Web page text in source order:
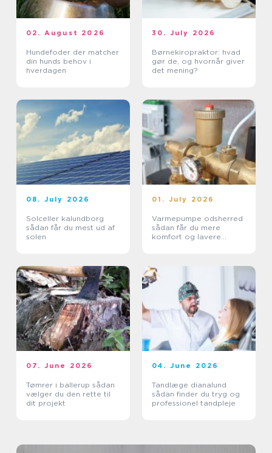
02. August 2026
Hundefoder der matcher
din hunds behov i
hverdagen
30. July 2026
Børnekiropraktor: hvad
gør de, og hvornår giver
det mening?
08. July 2026
Solceller kalundborg
sådan får du mest ud af
solen
01. July 2026
Varmepumpe odsherred
sådan får du mere
komfort og lavere
07. June 2026
Tømrer i ballerup sådan
vælger du den rette til
dit projekt
04. June 2026
Tandlæge dianalund
sådan finder du tryg og
professionel tandpleje